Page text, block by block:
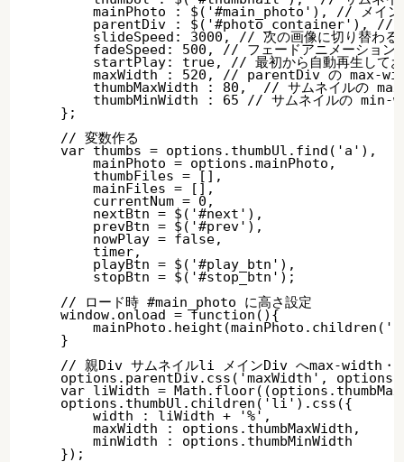
mainPhoto : $('#main_photo'), // メイン
parentDiv : $('#photo_container'), //
slideSpeed: 3000, // 次の画像に切り替わる
fadeSpeed: 500, // フェードアニメーション
startPlay: true, // 最初から自動再生してお
maxWidth : 520, // parentDiv の max-
thumbMaxWidth : 80,  // サムネイルの
thumbMinWidth : 65 // サムネイルの min-
    };
    // 変数作る
    var thumbs = options.thumbUl.find('a'),
        mainPhoto = options.mainPhoto,
        thumbFiles = [],
        mainFiles = [],
        currentNum = 0,
        nextBtn = $('#next'),
        prevBtn = $('#prev'),
        nowPlay = false,
        timer,
        playBtn = $('#play_btn'),
        stopBtn = $('#stop_btn');
    // ロード時 #main_photo に高さ設定
    window.onload = function(){
    }
// 親Div サムネイルli メインDiv へmax-width・
options.parentDiv.css('maxWidth',
var liWidth =
    options.thumbUl.children('li').css({
        width : liWidth + '%',
        maxWidth : options.thumbMaxWidth,
        minWidth : options.thumbMinWidth
    });